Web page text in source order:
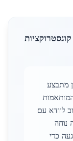
מתבצע
לוודא עם
נוחה
כדי